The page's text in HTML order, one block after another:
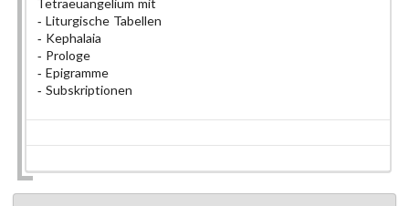
Liturgische Tabellen
Kephalaia
Prologe
Epigramme
Subskriptionen